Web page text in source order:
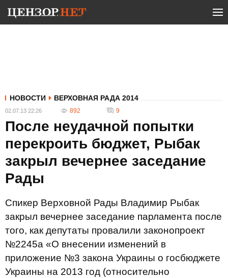
НОВОСТИ ВЕРХОВНАЯ РАДА 2014
02.07.13 22:26 892 9
После неудачной попытки
перекроить бюджет, Рыбак
закрыл вечернее заседание
Рады
Спикер Верховной Рады Владимир Рыбак
закрыл вечернее заседание парламента после
того, как депутаты провалили законопроект
№2245а «О внесении изменений в
приложение №3 закона Украины о госбюджете
Украины на 2013 год (относительно